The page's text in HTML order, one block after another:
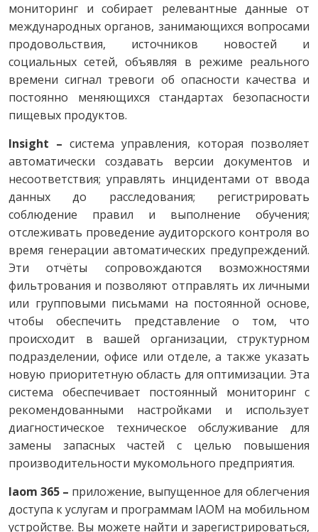
мониторинг и собирает релевантные данные от
международных органов, занимающихся вопросами
продовольствия, источников новостей и
социальных сетей, объявляя в режиме реального
времени сигнал тревоги об опасности качества и
постоянно меняющихся стандартах безопасности
пищевых продуктов.
Insight – система управления, которая позволяет
автоматически создавать версии документов и
несоответствия; управлять инцидентами от ввода
данных до расследования; регистрировать
соблюдение правил и выполнение обучения;
отслеживать проведение аудиторского контроля во
время генерации автоматических предупреждений.
Эти отчёты сопровождаются возможностями
фильтрования и позволяют отправлять их личными
или групповыми письмами на постоянной основе,
чтобы обеспечить представление о том, что
происходит в вашей организации, структурном
подразделении, офисе или отделе, а также указать
новую приоритетную область для оптимизации. Эта
система обеспечивает постоянный мониторинг с
рекомендованными настройками и использует
диагностическое техническое обслуживание для
замены запасных частей с целью повышения
производительности мукомольного предприятия.
Iaom 365 – приложение, выпущенное для облегчения
доступа к услугам и программам IAOM на мобильном
устройстве. Вы можете найти и зарегистрироваться,